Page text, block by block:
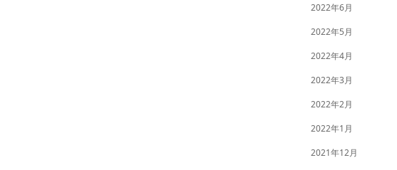
2022年6月
2022年5月
2022年4月
2022年3月
2022年2月
2022年1月
2021年12月